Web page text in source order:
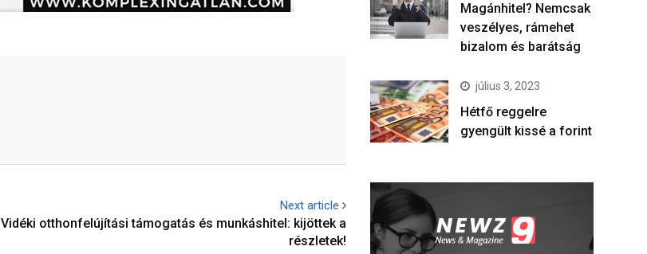
Next article
Vidéki otthonfelújítási támogatás és munkáshitel: kijöttek a
részletek!
Magánhitel? Nemcsak
veszélyes, rámehet
bizalom és barátság
július 3, 2023
Hétfő reggelre
gyengült kissé a forint